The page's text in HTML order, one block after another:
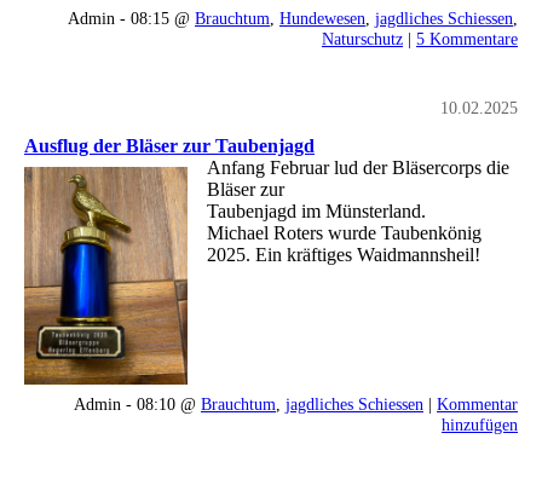
Admin - 08:15 @ Brauchtum, Hundewesen, jagdliches Schiessen,
Naturschutz | 5 Kommentare
10.02.2025
Ausflug der Bläser zur Taubenjagd
Anfang Februar lud der Bläsercorps die
Bläser zur
Taubenjagd im Münsterland.
Michael Roters wurde Taubenkönig
2025. Ein kräftiges Waidmannsheil!
Admin - 08:10 @ Brauchtum jagdliches Schiessen | Kommentar
hinzufügen